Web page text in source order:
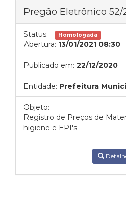
Pregão Eletrônico 52/
Status: Homologada
Abertura: 13/01/2021 08:30
Publicado em: 22/12/2020
Entidade: Prefeitura
Objeto:
Registro de Preços de
higiene e EPI's.